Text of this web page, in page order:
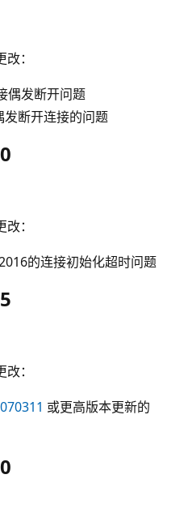
：
偶发断开问题
断开连接的问题
：
的连接初始化超时问题
：
或更高版本更新的